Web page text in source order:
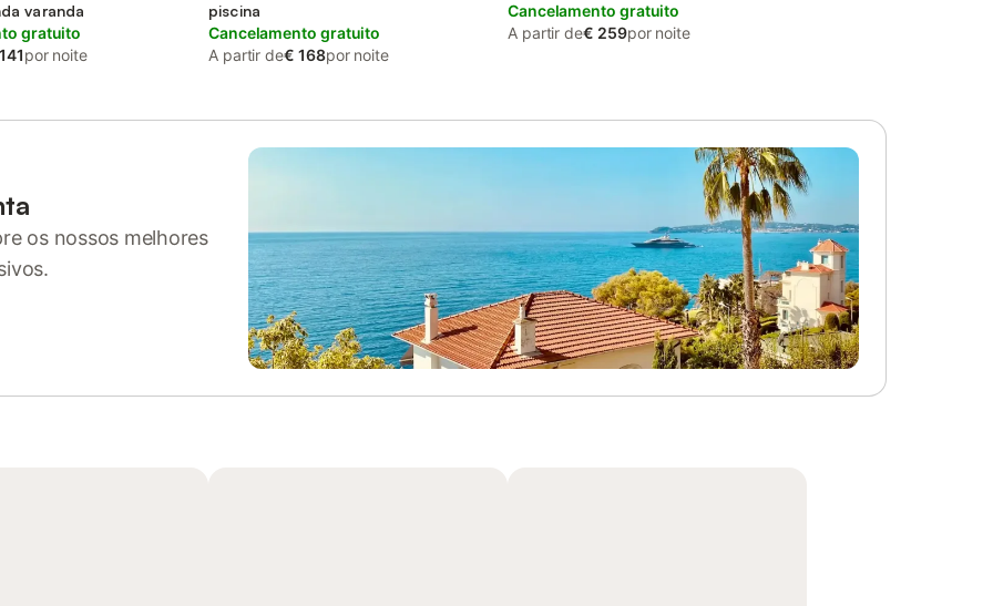
varanda
gratuito
por noite
piscina
Cancelamento gratuito
A partir de€ 168por noite
Cancelamento gratuito
A partir de€ 259por noite
os nossos melhores